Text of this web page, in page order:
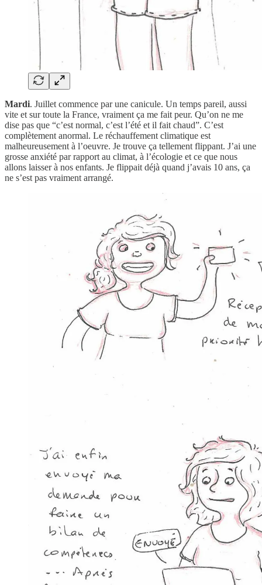
Mardi. Juillet commence par une canicule. Un temps pareil, aussi
vite et sur toute la France, vraiment ça me fait peur. Qu’on ne me
dise pas que “c’est normal, c’est l’été et il fait chaud”. C’est
complètement anormal. Le réchauffement climatique est
malheureusement à l’oeuvre. Je trouve ça tellement flippant. J’ai une
grosse anxiété par rapport au climat, à l’écologie et ce que nous
allons laisser à nos enfants. Je flippait déjà quand j’avais 10 ans, ça
ne s’est pas vraiment arrangé.